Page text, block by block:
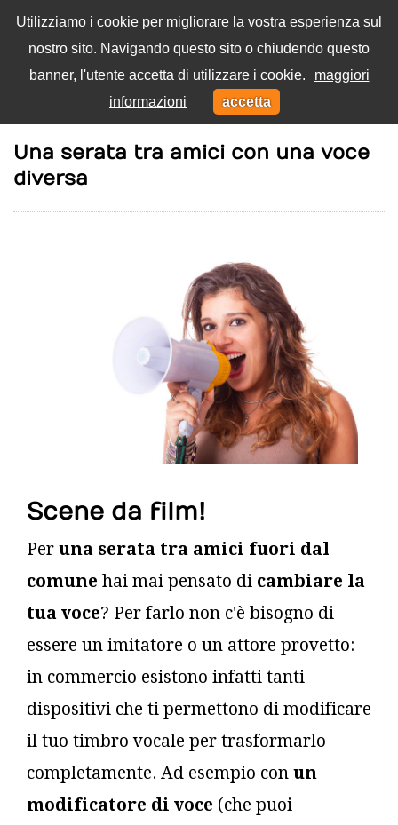
Utilizziamo i cookie per migliorare la vostra esperienza sul
nostro sito. Navigando questo sito o chiudendo questo
banner, l'utente accetta di utilizzare i cookie.
maggiori
informazioni
accetta
Menu
Una serata tra amici con una voce
diversa
Scene da film!
Per una serata tra amici fuori dal
comune hai mai pensato di cambiare la
tua voce? Per farlo non c'è bisogno di
essere un imitatore o un attore provetto:
in commercio esistono infatti tanti
dispositivi che ti permettono di modificare
il tuo timbro vocale per trasformarlo
completamente. Ad esempio con un
modificatore di voce (che puoi